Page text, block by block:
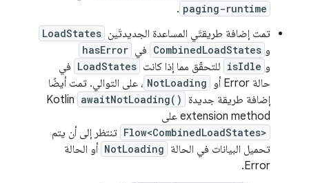
paging-runtime
.
تمت إضافة طريقتَي المساعدة الجديدتَين LoadStates
و CombinedLoadStates في hasError
و isIdle للتحقّق مما إذا كانت LoadStates في
حالة Error أو
NotLoading ، على التوالي. تمت أيضًا
إضافة طريقة جديدة
awaitNotLoading()
Kotlin
extension method على
Flow<CombinedLoadStates> تنتظر إلى أن يتم
تحميل البيانات في الحالة NotLoading أو الحالة
Error.